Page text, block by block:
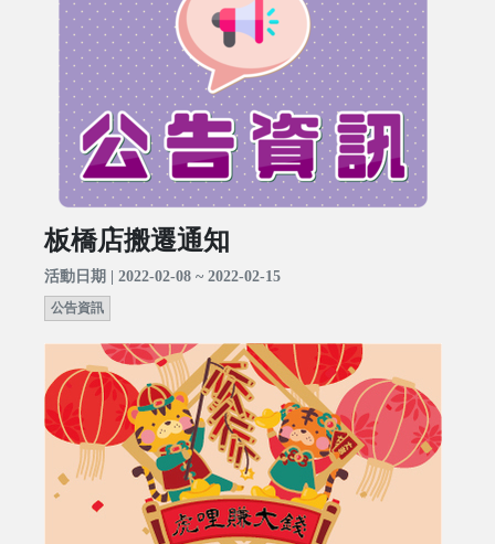
板橋店搬遷通知
活動日期 | 2022-02-08 ~ 2022-02-15
公告資訊